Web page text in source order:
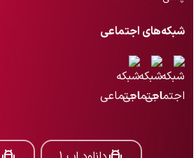
شبکه‌های اجتماعی